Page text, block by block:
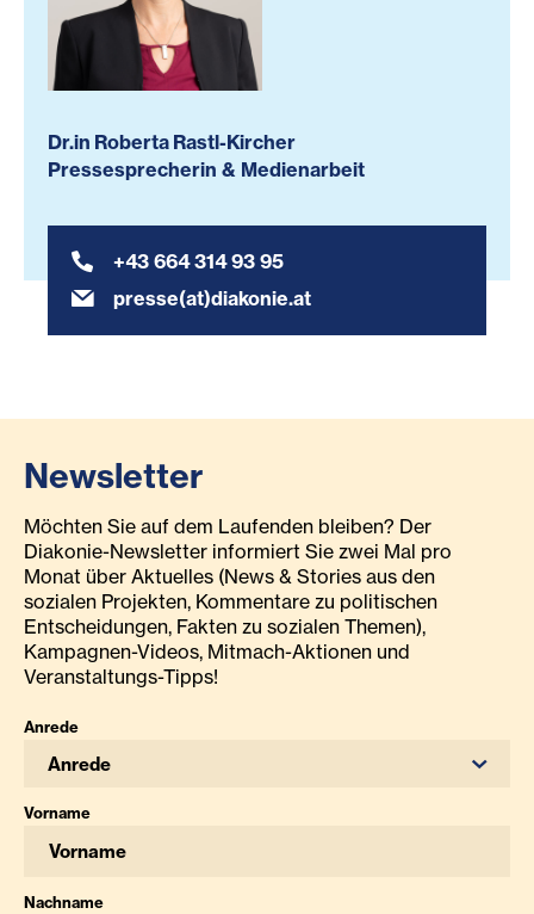
Dr.in Roberta Rastl-Kircher
Pressesprecherin & Medienarbeit
+43 664 314 93 95
presse(at)diakonie.at
Newsletter
Möchten Sie auf dem Laufenden bleiben? Der
Diakonie-Newsletter informiert Sie zwei Mal pro
Monat über Aktuelles (News & Stories aus den
sozialen Projekten, Kommentare zu politischen
Entscheidungen, Fakten zu sozialen Themen),
Kampagnen-Videos, Mitmach-Aktionen und
Veranstaltungs-Tipps!
Anrede
Anrede
Vorname
Nachname